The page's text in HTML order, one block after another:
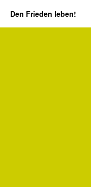
Den Frieden leben!